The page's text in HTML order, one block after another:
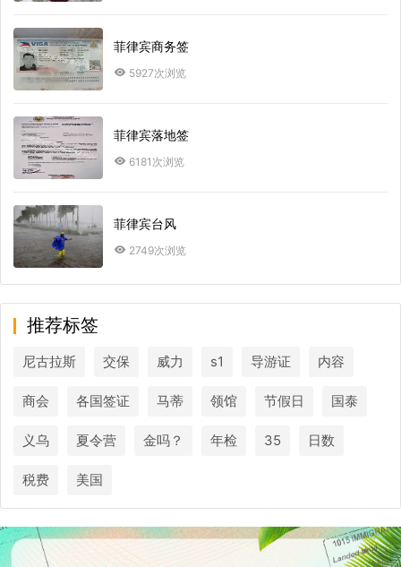
菲律宾商务签
5927次浏览
菲律宾落地签
6181次浏览
菲律宾台风
2749次浏览
推荐标签
尼古拉斯 交保 威力 s1 导游证 内容
商会 各国签证 马蒂 领馆 节假日 国泰
义乌 夏令营 金吗？ 年检 35 日数
税费 美国